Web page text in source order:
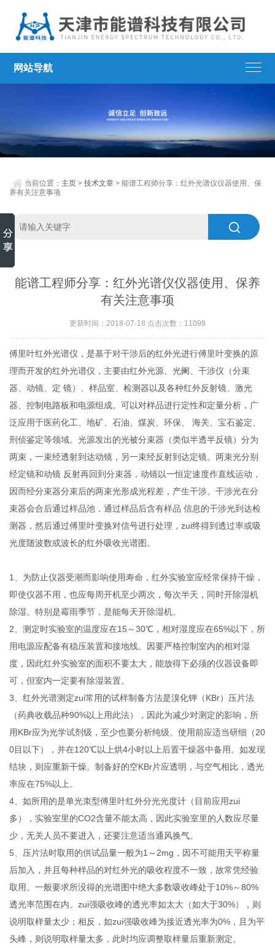
网站导航
当前位置： 主页 >技术文章 > 能谱工程师分享：红外光谱仪仪器使用、保
养有关注意事项
能谱工程师分享：红外光谱仪仪器使用、保养
有关注意事项
更新时间：2018-07-18 点击次数：11098
傅里叶红外光谱仪，是基于对干涉后的红外光进行傅里叶变换的原
理而开发的红外光谱仪，主要由红外光源、光阑、干涉仪（分束
器、动镜、定 镜）、样品室、检测器以及各种红外反射镜、激光
器、控制电路板和电源组成。可以对样品进行定性和定量分析，广
泛应用于医药化工、地矿、石油、煤炭、环保、 海关、宝石鉴定、
刑侦鉴定等领域。光源发出的光被分束器（类似半透半反镜）分为
两束，一束经透射到达动镜，另一束经反射到达定镜。两束光分别
经定镜和动镜 反射再回到分束器，动镜以一恒定速度作直线运动，
因而经分束器分束后的两束光形成光程差，产生干涉。干涉光在分
束器会合后通过样品池，通过样品后含有样品 信息的干涉光到达检
测器，然后通过傅里叶变换对信号进行处理，zui终得到透过率或吸
光度随波数或波长的红外吸收光谱图。
1、为防止仪器受潮而影响使用寿命，红外实验室应经常保持干燥，
即使仪器不用，也应每周开机至少两次，每次半天，同时开除湿机
除湿。特别是霉雨季节，是能每天开除湿机。
2、测定时实验室的温度应在15～30℃，相对湿度应在65%以下，所
用电源应配备有稳压装置和接地线。因要严格控制室内的相对湿
度，因此红外实验室的面积不要太大，能放得下必须的仪器设备即
可，但室内一定要有除湿装置。
3、红外光谱测定zui常用的试样制备方法是溴化钾（KBr）压片法
（药典收载品种90%以上用此法），因此为减少对测定的影响，所
用KBr应为光学试剂级，至少也要分析纯级。使用前应适当研细（20
0目以下），并在120℃以上烘4小时以上后置干燥器中备用。如发现
结块，则应重新干燥。制备好的空KBr片应透明，与空气相比，透光
率应在75%以上。
4、如所用的是单光朿型傅里叶红外分光光度计（目前应用zui
多），实验室里的CO2含量不能太高，因此实验室里的人数应尽量
少，无关人员不要进入，还要注意适当通风换气。
5、压片法时取用的供试品量一般为1～2mg，因不可能用天平称量
后加入，并且每种样品的对红外光的吸收程度不一致，故常凭经验
取用。一般要求所没得的光谱图中绝大多数吸收峰处于10%～80%
透光率范围在内。zui强吸收峰的透光率如太大（如大于30%），则
说明取样量太少；相反，如zui强吸收峰为接近透光率为0%，且为平
头峰，则说明取样量太多，此时均应调整取样量后重新测定。